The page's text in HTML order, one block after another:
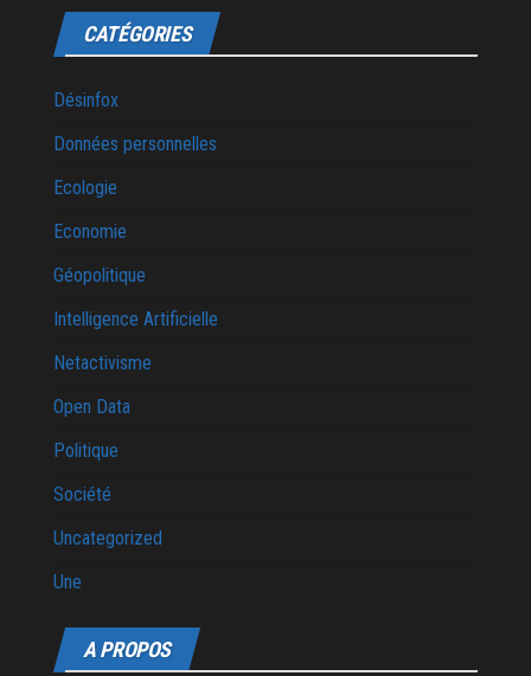
CATÉGORIES
Désinfox
Données personnelles
Ecologie
Economie
Géopolitique
Intelligence Artificielle
Netactivisme
Open Data
Politique
Société
Uncategorized
Une
A PROPOS